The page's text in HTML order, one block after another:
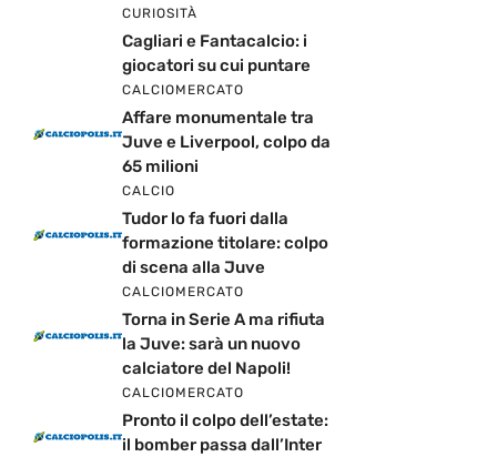
CURIOSITÀ
Cagliari e Fantacalcio: i
giocatori su cui puntare
CALCIOMERCATO
Affare monumentale tra
Juve e Liverpool, colpo da
65 milioni
CALCIO
Tudor lo fa fuori dalla
formazione titolare: colpo
di scena alla Juve
CALCIOMERCATO
Torna in Serie A ma rifiuta
la Juve: sarà un nuovo
calciatore del Napoli!
CALCIOMERCATO
Pronto il colpo dell’estate:
il bomber passa dall’Inter